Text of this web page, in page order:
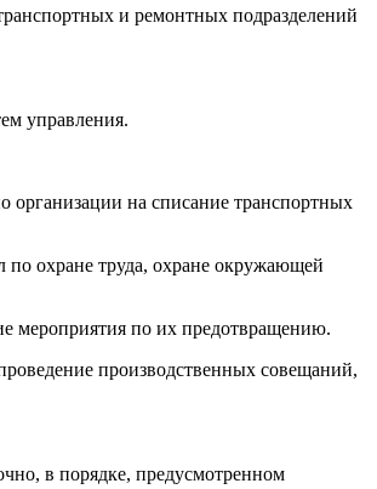
и ремонтных подразделений
управления.
организации на списание транспортных
по охране труда, охране окружающей
мероприятия по их предотвращению.
производственных совещаний,
в порядке, предусмотренном